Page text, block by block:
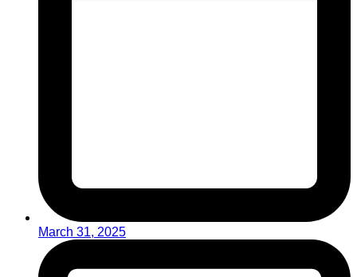
March 31, 2025